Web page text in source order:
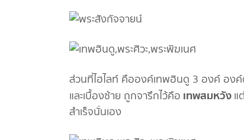
ส่วนที่ไฮไลท์ คือองค์เทพฮินดู 3 องค์ องค์
และเบื้องซ้าย ถูกจารึกไว้คือ เทพสมหวังแ
สำเร็จนั่นเอง